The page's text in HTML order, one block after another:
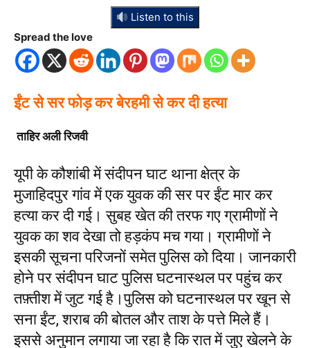
Listen to this
Spread the love
ईंट से सर फोड़ कर बेरहमी से कर दी हत्या
ताहिर अली रिजवी
यूपी के कौशांबी में संदीपन घाट थाना क्षेत्र के
मुजाहिदपुर गांव में एक युवक की सर पर ईंट मार कर
हत्या कर दी गई। सुबह खेत की तरफ गए ग्रामीणों ने
युवक का शव देखा तो हड़कंप मच गया। ग्रामीणों ने
इसकी सूचना परिजनों समेत पुलिस को दिया। जानकारी
होने पर संदीपन घाट पुलिस घटनास्थल पर पहुंच कर
तफ़्तीश में जुट गई है।पुलिस को घटनास्थल पर खून से
सना ईंट, शराब की बोतल और ताश के पत्ते मिले हैं।
इससे अनुमान लगाया जा रहा है कि रात में जुए खेलने के